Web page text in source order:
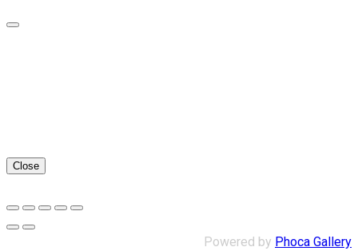
Close
Powered by Phoca Gallery